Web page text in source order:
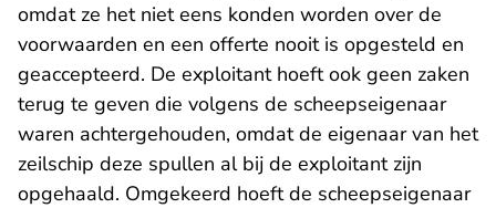
omdat ze het niet eens konden worden over de
voorwaarden en een offerte nooit is opgesteld en
geaccepteerd. De exploitant hoeft ook geen zaken
terug te geven die volgens de scheepseigenaar
waren achtergehouden, omdat de eigenaar van het
zeilschip deze spullen al bij de exploitant zijn
opgehaald. Omgekeerd hoeft de scheepseigenaar